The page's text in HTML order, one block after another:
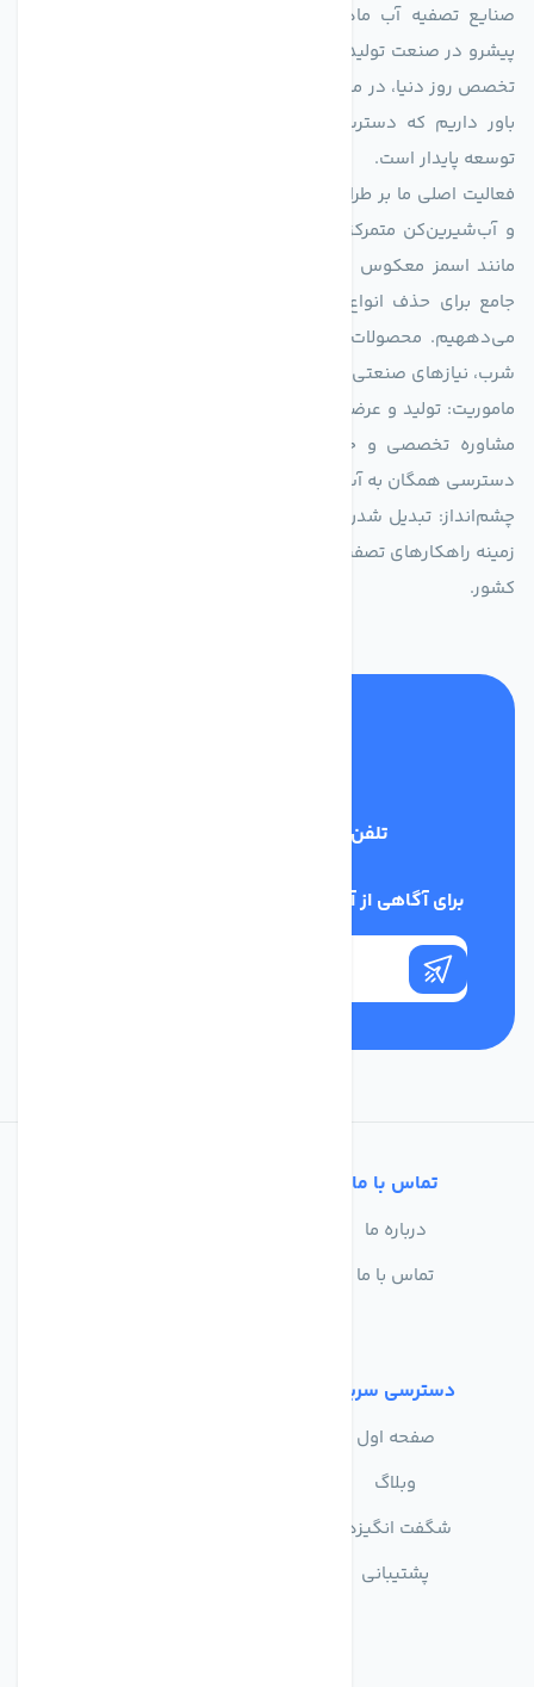
پیشرو در صنعت تولید تجهیزات تصفیه آب، با تکیه بر دانش فنی و
تخصص روز دنیا، در مسیر تأمین آب سالم و پایدار گام برمی‌دارد. ما
باور داریم که دسترسی به آب پاک، یک حق اساسی و زیربنای
توسعه پایدار است.
فعالیت اصلی ما بر طراحی و تولید سیستم‌های پیشرفته تصفیه آب
و آب‌شیرین‌کن متمرکز است. ما با بهره‌گیری از فناوری‌های نوین
جامع برای حذف انواع آلاینده‌ها، املاح و نمک از منابع آبی ارائه
می‌دههیم. محصولات ما برای مصارف متنوعی از جمله تأمین آب
شرب، نیازهای صنعتی و کشاورزی طراحی و بهینه‌سازی شده‌اند.
ماموریت: تولید و عرضه محصولاتی با بالاترین استاندارد کیفی، ارائه
مشاوره تخصصی و خدمات پس از فروش مطمئن برای تضمین
دسترسی همگان به آب پاک و سالم.
چشم‌انداز: تبدیل شدن به انتخاب اول صنایع و مصرف‌کنندگان در
زمینه راهکارهای تصفیه آب و ایفای نقشی کلیدی در حفظ منابع آبی
کشور.
تلفن پشتیبانی
برای آگاهی از آخرین اخبار در خبرنامه ما عضو شوید
تماس با ما
درباره ما
تماس با ما
دسترسی سریع
صفحه اول
وبلاگ
شگفت انگیزها
پشتیبانی